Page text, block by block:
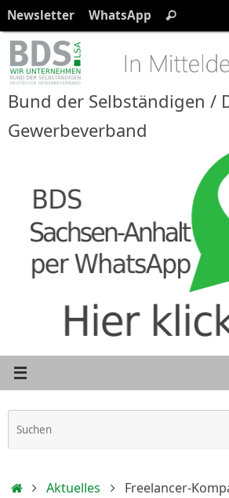
Zum
Inhalt
springen
Newsletter WhatsApp
nach:
Suchen
Bund der Selbständigen /
Gewerbeverband
StartAktuelles
Freelancer-